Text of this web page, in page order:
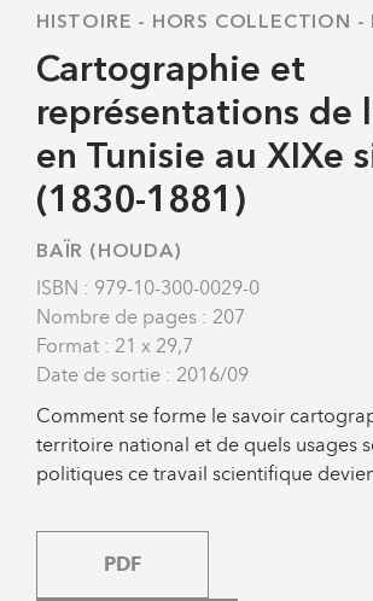
HISTOIRE - HORS COLLECTION -
Cartographie et
représentations de
en Tunisie au XIXe
(1830-1881)
BAÏR (HOUDA)
ISBN : 979-10-300-0029-0
Nombre de pages : 207
Format : 21 x 29,7
Date de sortie : 2016/09
Comment se forme le savoir
territoire national et de quels usages
politiques ce travail scientifique
PDF